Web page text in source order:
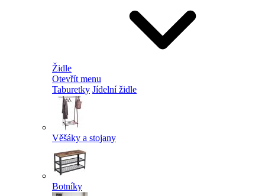
Židle
Otevřít menu
Taburetky Jídelní židle
Věšáky a stojany
Botníky